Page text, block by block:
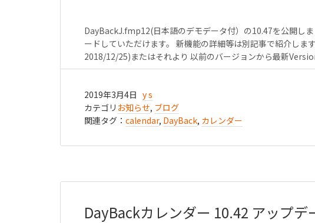
DayBackJ.fmp12(日本語のデモデータ付）の10.47を公開し
ードしていただけます。 新機能の詳細等は別記事で紹介し
2018/12/25)またはそれより 以前のバージョンから最新
2019年3月4日 y s
カテゴリ お知らせ, ブログ
関連タグ： calendar, DayBack, カレンダー
DayBackカレンダー 10.42 アップデ